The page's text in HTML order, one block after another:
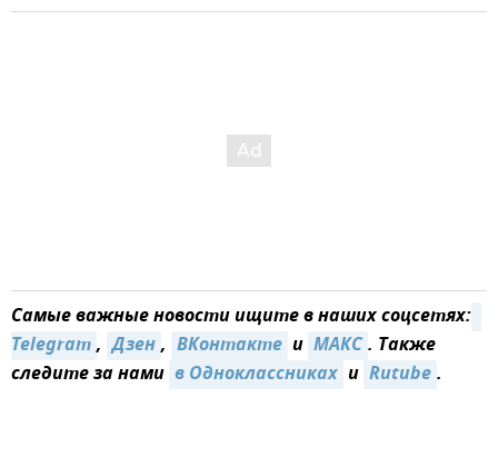
Самые важные новости ищите в наших соцсетях:
Telegram, Дзен, ВКонтакте и MAКС. Также
следите за нами в Одноклассниках и Rutube.